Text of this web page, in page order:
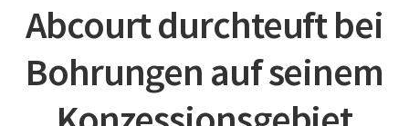
Abcourt durchteuft bei
Bohrungen auf seinem